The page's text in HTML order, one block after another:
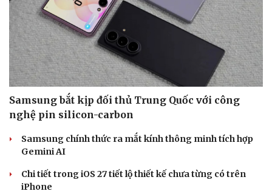
Doanh nghiệp
Thông tin doanh nghiệp
Doanh nghiệp 24h
Doanh nhân
Vì cộng đồng
Tin Công nghệ
Trải nghiệm
Chuyển đổi số
Samsung bắt kịp đối thủ Trung Quốc với công
nghệ pin silicon-carbon
Samsung chính thức ra mắt kính thông minh tích hợp
Gemini AI
Chi tiết trong iOS 27 tiết lộ thiết kế chưa từng có trên
iPhone